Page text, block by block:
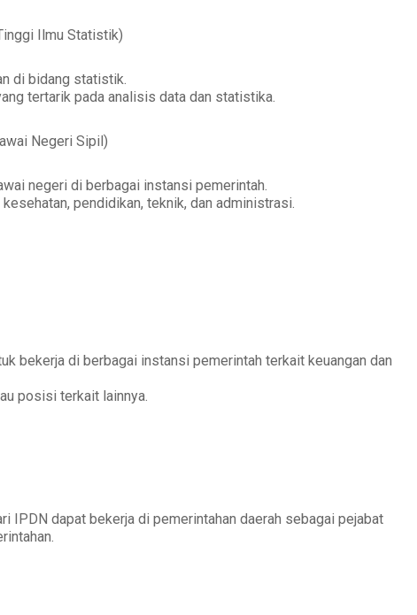
Ilmu Statistik)
di bidang statistik.
tertarik pada analisis data dan statistika.
Negeri Sipil)
negeri di berbagai instansi pemerintah.
pendidikan, teknik, dan administrasi.
bekerja di berbagai instansi pemerintah terkait keuangan dan
posisi terkait lainnya.
IPDN dapat bekerja di pemerintahan daerah sebagai pejabat